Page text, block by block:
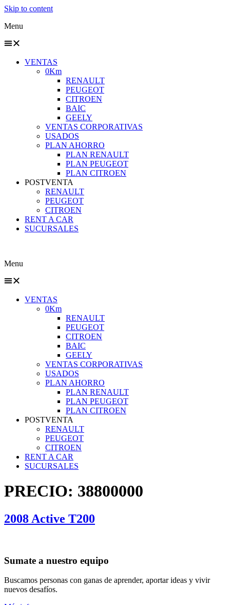
Skip to content
Menu
VENTAS
0Km
RENAULT
PEUGEOT
CITROEN
BAIC
GEELY
VENTAS CORPORATIVAS
USADOS
PLAN AHORRO
PLAN RENAULT
PLAN PEUGEOT
PLAN CITROEN
POSTVENTA
RENAULT
PEUGEOT
CITROEN
RENT A CAR
SUCURSALES
Menu
VENTAS
0Km
RENAULT
PEUGEOT
CITROEN
BAIC
GEELY
VENTAS CORPORATIVAS
USADOS
PLAN AHORRO
PLAN RENAULT
PLAN PEUGEOT
PLAN CITROEN
POSTVENTA
RENAULT
PEUGEOT
CITROEN
RENT A CAR
SUCURSALES
PRECIO: 38800000
2008 Active T200
Sumate a nuestro equipo
Buscamos personas con ganas de aprender, aportar ideas y vivir
nuevos desafíos.